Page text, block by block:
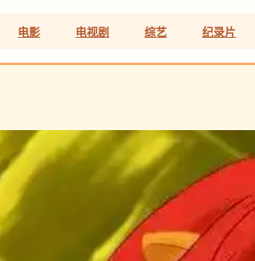
电影 电视剧 综艺 纪录片